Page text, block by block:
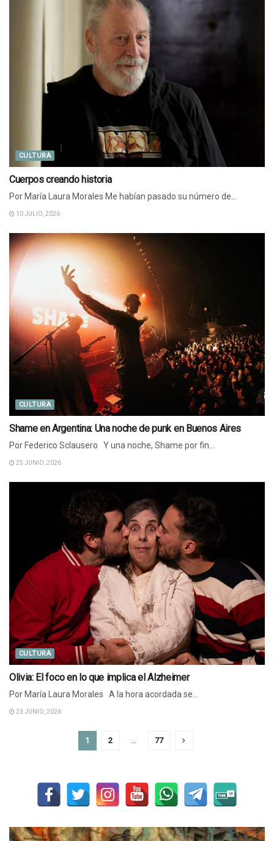
CULTURA
Cuerpos creando historia
Por María Laura Morales Me habían pasado su número de...
10 JULIO, 2026
CULTURA
Shame en Argentina: Una noche de punk en Buenos Aires
Por Federico Sclausero Y una noche, Shame por fin...
25 JUNIO, 2026
CULTURA
Olivia: El foco en lo que implica el Alzheimer
Por María Laura Morales A la hora acordada se...
23 JUNIO, 2026
1 2 77